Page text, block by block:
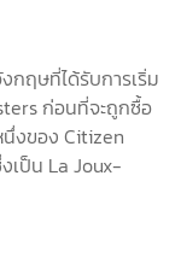
กฤษที่ได้รับการเริ่ม
ก่อนที่จะถูกซื้อ
งของ Citizen
เป็น La Joux-